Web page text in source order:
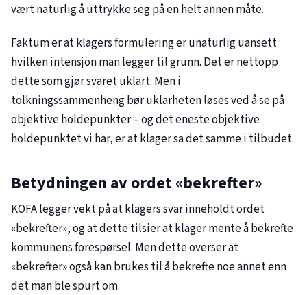
vært naturlig å uttrykke seg på en helt annen måte.
Faktum er at klagers formulering er unaturlig uansett
hvilken intensjon man legger til grunn. Det er nettopp
dette som gjør svaret uklart. Men i
tolkningssammenheng bør uklarheten løses ved å se på
objektive holdepunkter – og det eneste objektive
holdepunktet vi har, er at klager sa det samme i tilbudet.
Betydningen av ordet «bekrefter»
KOFA legger vekt på at klagers svar inneholdt ordet
«bekrefter», og at dette tilsier at klager mente å bekrefte
kommunens forespørsel. Men dette overser at
«bekrefter» også kan brukes til å bekrefte noe annet enn
det man ble spurt om.